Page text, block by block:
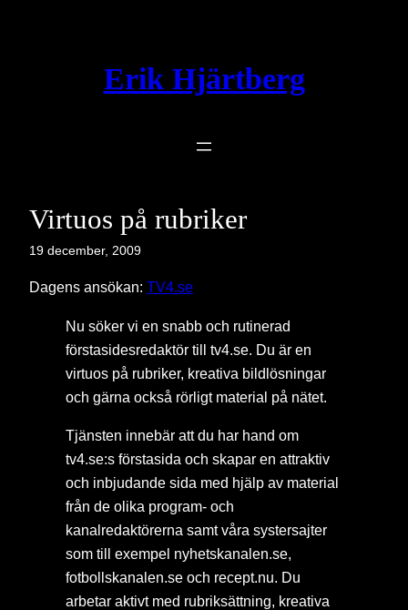
Erik Hjärtberg
Virtuos på rubriker
19 december, 2009
Dagens ansökan: TV4.se
Nu söker vi en snabb och rutinerad
förstasidesredaktör till tv4.se. Du är en
virtuos på rubriker, kreativa bildlösningar
och gärna också rörligt material på nätet.
Tjänsten innebär att du har hand om
tv4.se:s förstasida och skapar en attraktiv
och inbjudande sida med hjälp av material
från de olika program- och
kanalredaktörerna samt våra systersajter
som till exempel nyhetskanalen.se,
fotbollskanalen.se och recept.nu. Du
arbetar aktivt med rubriksättning, kreativa